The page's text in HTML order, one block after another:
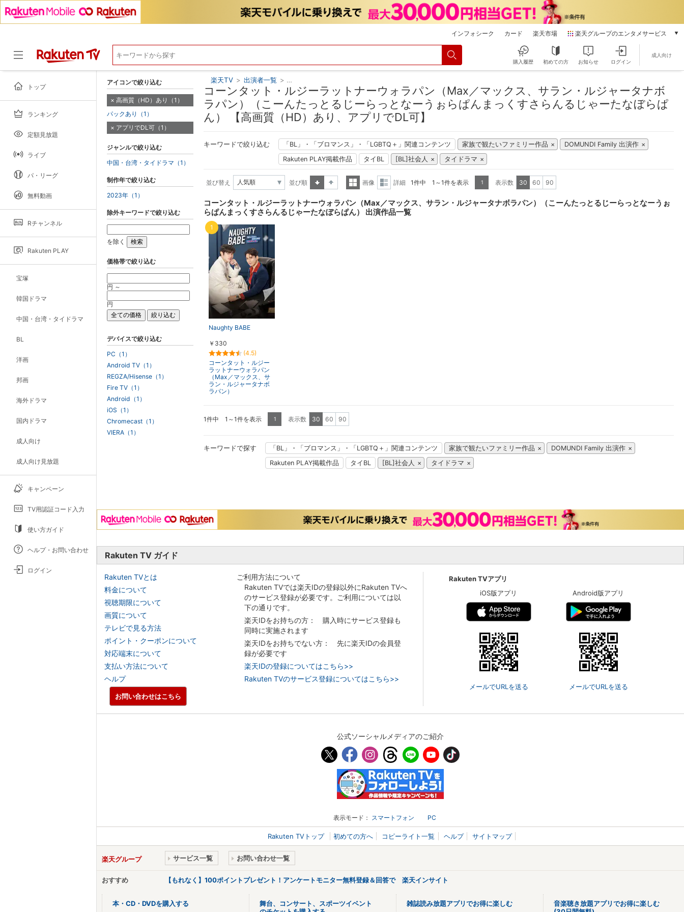
インフォシーク カード 楽天市場 楽天グループのエンタメサービス
本/ゲーム/CD/DVD
電子書籍
楽天Kobo
音楽配信
動画配信
Rチャンネル
購入履歴 初めての方 お知らせ ログイン
成人向け
トップ
ランキング
定額見放題
ライブ
パ・リーグ
無料動画
Rチャンネル
Rakuten PLAY
宝塚
韓国ドラマ
中国・台湾・タイドラマ
BL
洋画
邦画
海外ドラマ
国内ドラマ
成人向け
成人向け見放題
キャンペーン
TV用認証コード入力
使い方ガイド
ヘルプ・お問い合わせ
ログイン
楽天TV > 出演者一覧 > コーンタット・ルジーラットナーウォラパン（Max／マックス、サラン・ルジャータナボラパン）（こーんたっとるじーらっとなー
コーンタット・ルジーラットナーウォラパン（Max／マックス、サラン・ルジャータナボ
ラパン）（こーんたっとるじーらっとなーうぉらぱんまっくすさらんるじゃーたなぼらぱ
ん） 【高画質（HD）あり、アプリでDL可】
キーワードで絞り込む 「BL」・「ブロマンス」・「LGBTQ＋」関連コンテンツ 家族で観たいファミリー作品
DOMUNDI Family 出演作
Rakuten PLAY掲載作品
タイBL [BL]社会人 タイドラマ
並び替え
並び順
表示
画像
表示
詳細 1件中 1～1件を表示 1 表示数 30 60 90
コーンタット・ルジーラットナーウォラパン（Max／マックス、サラン・ルジャータナボラパン）（こーんたっとるじーらっとなーうぉ
らぱんまっくすさらんるじゃーたなぼらぱん） 出演作品一覧
Naughty BABE
￥330
(4.5)
コーンタット・ルジー
ラットナーウォラパン
（Max／マックス、サ
ラン・ルジャータナボ
ラパン）
1
1件中 1～1件を表示 1 表示数 30 60 90
キーワードで探す 「BL」・「ブロマンス」・「LGBTQ＋」関連コンテンツ 家族で観たいファミリー作品
DOMUNDI Family 出演作
Rakuten PLAY掲載作品
タイBL [BL]社会人 タイドラマ
アイコンで絞り込む
高画質（HD）あり（1）
パックあり（1）
アプリでDL可（1）
ジャンルで絞り込む
中国・台湾・タイドラマ（1）
制作年で絞り込む
2023年（1）
除外キーワードで絞り込む
を除く
価格帯で絞り込む
円 ～
円
デバイスで絞り込む
PC（1）
Android TV（1）
REGZA/Hisense（1）
Fire TV（1）
Android（1）
iOS（1）
Chromecast（1）
VIERA（1）
Rakuten TV ガイド
Rakuten TVとは
料金について
視聴期限について
画質について
テレビで見る方法
ポイント・クーポンについて
対応端末について
支払い方法について
ヘルプ
ご利用方法について
Rakuten TVでは楽天IDの登録以外にRakuten TVへ
のサービス登録が必要です。ご利用については以
下の通りです。
楽天IDをお持ちの方： 購入時にサービス登録も
同時に実施されます
楽天IDをお持ちでない方： 先に楽天IDの会員登
録が必要です
楽天IDの登録についてはこちら>>
Rakuten TVのサービス登録についてはこちら>>
Rakuten TVアプリ
iOS版アプリ
メールでURLを送る
Android版アプリ
メールでURLを送る
お問い合わせはこちら
公式ソーシャルメディアのご紹介
表示モード： スマートフォン PC
Rakuten TVトップ 初めての方へ コピーライト一覧 ヘルプ サイトマップ
楽天グループ サービス一覧 お問い合わせ一覧
おすすめ 【もれなく】100ポイントプレゼント！アンケートモニター無料登録＆回答で 楽天インサイト
本・CD・DVDを購入する
舞台、コンサート、スポーツイベント
雑誌読み放題アプリでお得に楽しむ
音楽聴き放題アプリでお得に楽しむ